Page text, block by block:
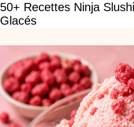
50+ Recettes Ninja
Glacés